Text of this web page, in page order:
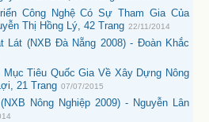
Công Nghệ Có Sự Tham Gia Của
Thị Hồng Lý, 42 Trang 22/11/2014
Lát (NXB Đà Nẵng 2008) - Đoàn Khắc
Tiêu Quốc Gia Về Xây Dựng Nông
21 Trang 07/07/2015
Nông Nghiệp 2009) - Nguyễn Lân